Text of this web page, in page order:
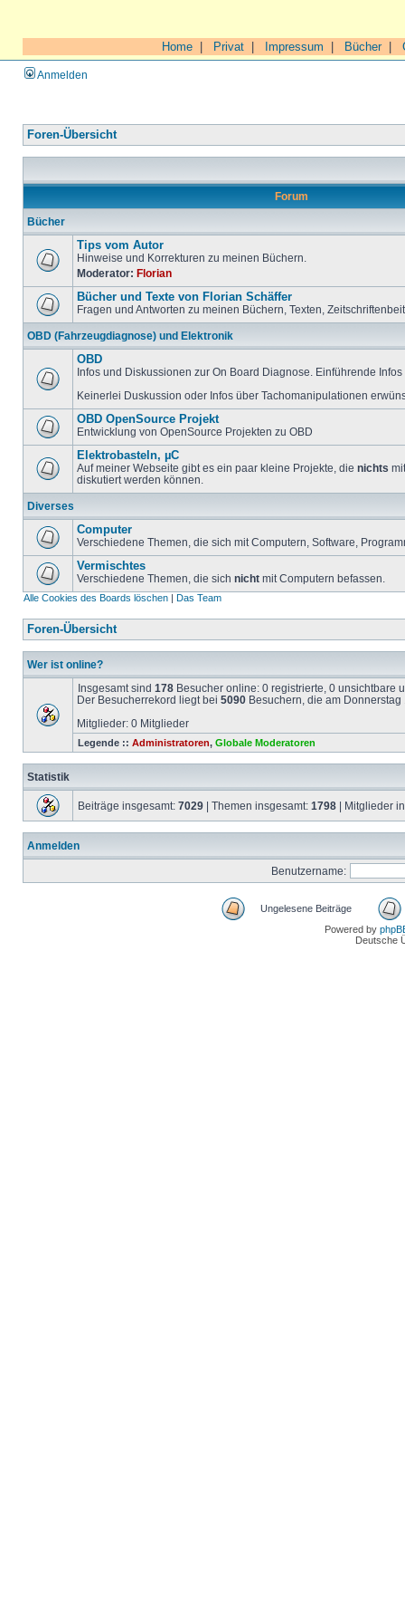
Home Privat Impressum Bücher|
Anmelden
Foren-Übersicht
Forum
Bücher
Tips vom Autor
Hinweise und Korrekturen zu meinen Büchern.
Moderator: Florian
Bücher und Texte von Florian Schäffer
Fragen und Antworten zu meinen Büchern, Texten,
OBD (Fahrzeugdiagnose) und Elektronik
OBD
Infos und Diskussionen zur On Board Diagnose. Einführende
Keinerlei Duskussion oder Infos über Tachomanipulationen
OBD OpenSource Projekt
Entwicklung von OpenSource Projekten zu OBD
Elektrobasteln, µC
Auf meiner Webseite gibt es ein paar kleine Projekte, die nichts
diskutiert werden können.
Diverses
Computer
Verschiedene Themen, die sich mit Computern, Software,
Vermischtes
Verschiedene Themen, die sich nicht mit Computern befassen.
Alle Cookies des Boards löschen | Das Team
Foren-Übersicht
Wer ist online?
Insgesamt sind 178 Besucher online: 0 registrierte, 0 unsichtbare
Der Besucherrekord liegt bei 5090 Besuchern, die am
Mitglieder: 0 Mitglieder
Legende :: Administratoren, Globale Moderatoren
Statistik
Beiträge insgesamt: 7029 | Themen insgesamt: 1798 | Mitglieder
Anmelden
Benutzername:
Ungelesene Beiträge
Powered by
Deutsche